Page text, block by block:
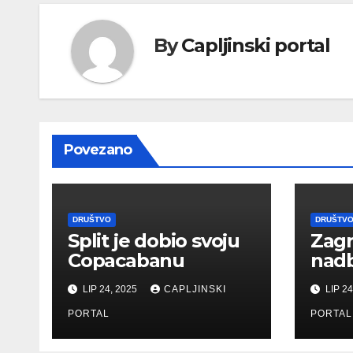
ByCapljinski portal
Povezano
DRUŠTVO
Split je dobio svoju
Copacabanu
LIP 24, 2025 CAPLJINSKI
PORTAL
DRUŠTVO
LIP
PORTAL